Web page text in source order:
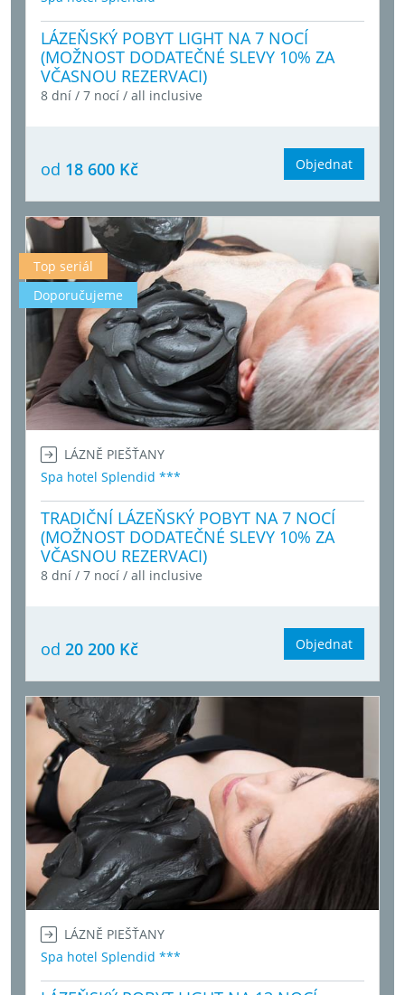
LÁZEŇSKÝ POBYT LIGHT NA 7 NOCÍ
(MOŽNOST DODATEČNÉ SLEVY 10% ZA
VČASNOU REZERVACI)
8 dní / 7 nocí / all inclusive
od 18 600 Kč Objednat
Doporučujeme
Top seriál
LÁZNĚ PIEŠŤANY
Spa hotel Splendid ***
TRADIČNÍ LÁZEŇSKÝ POBYT NA 7 NOCÍ
(MOŽNOST DODATEČNÉ SLEVY 10% ZA
VČASNOU REZERVACI)
8 dní / 7 nocí / all inclusive
od 20 200 Kč Objednat
LÁZNĚ PIEŠŤANY
Spa hotel Splendid ***